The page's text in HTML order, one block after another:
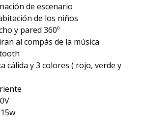
de escenario
de los niños
y pared 360º
al compás de la música
cálida y 3 colores ( rojo, verde y